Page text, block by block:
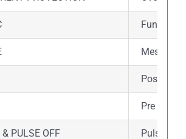
Fungsi
Mesin las
Post gas
Pre gas
PULSE OFF Pulse